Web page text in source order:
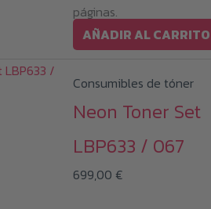
páginas.
AÑADIR AL CARRITO
Consumibles de tóner
Neon Toner Set
LBP633 / 067
699,00 €